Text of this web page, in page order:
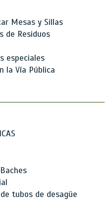
Mesas y Sillas
de Residuos
especiales
la Vía Pública
tubos de desagüe